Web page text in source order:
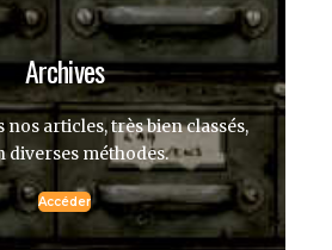
Archives
nos articles, très bien classés,
diverses méthodes.
Accéder